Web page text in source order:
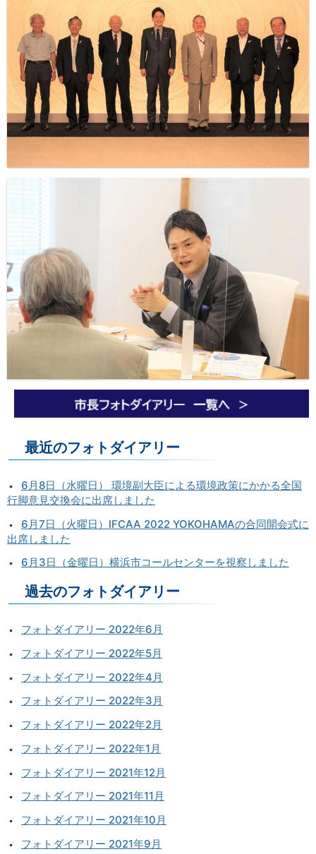
最近のフォトダイアリー
6月8日（水曜日） 環境副大臣による環境政策にかかる全国
行脚意見交換会に出席しました
6月7日（火曜日）IFCAA 2022 YOKOHAMAの合同開会式に
出席しました
6月3日（金曜日）横浜市コールセンターを視察しました
過去のフォトダイアリー
フォトダイアリー 2022年6月
フォトダイアリー 2022年5月
フォトダイアリー 2022年4月
フォトダイアリー 2022年3月
フォトダイアリー 2022年2月
フォトダイアリー 2022年1月
フォトダイアリー 2021年12月
フォトダイアリー 2021年11月
フォトダイアリー 2021年10月
フォトダイアリー 2021年9月